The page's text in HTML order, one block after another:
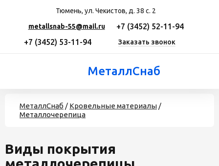
Тюмень, ул. Чекистов, д. 38 с. 2
metallsnab-55@mail.ru
+7 (3452) 52-11-94
+7 (3452) 53-11-94
Заказать звонок
МеталлСнаб
МеталлСнаб / Кровельные материалы /
Металлочерепица
Виды покрытия